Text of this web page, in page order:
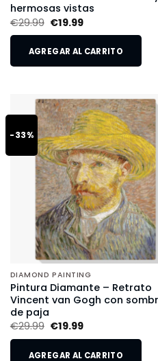
hermosas vistas
€29.99 €19.99
AGREGAR AL CARRITO
-33%
DIAMOND PAINTING
Pintura Diamante – Retrato
Vincent van Gogh con
de paja
€29.99 €19.99
AGREGAR AL CARRITO